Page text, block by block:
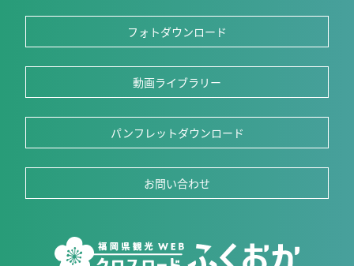
フォトダウンロード
動画ライブラリー
パンフレットダウンロード
お問い合わせ